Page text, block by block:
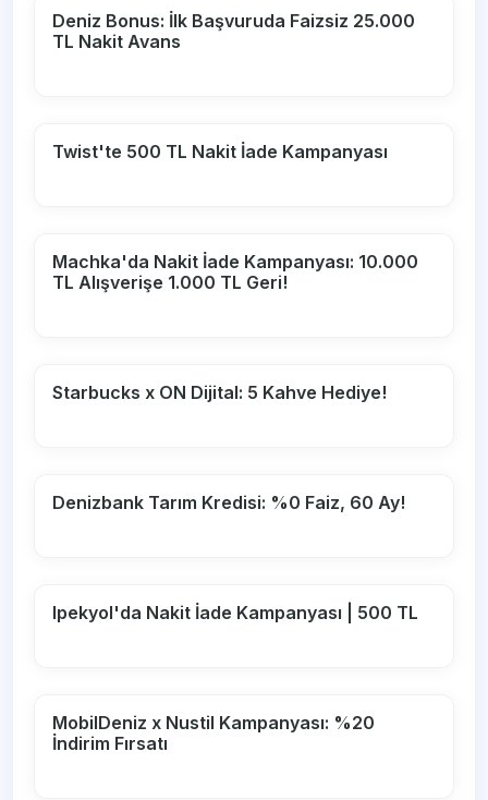
Deniz Bonus: İlk Başvuruda Faizsiz 25.000
TL Nakit Avans
Twist'te 500 TL Nakit İade Kampanyası
Machka'da Nakit İade Kampanyası: 10.000
TL Alışverişe 1.000 TL Geri!
Starbucks x ON Dijital: 5 Kahve Hediye!
Denizbank Tarım Kredisi: %0 Faiz, 60 Ay!
Ipekyol'da Nakit İade Kampanyası | 500 TL
MobilDeniz x Nustil Kampanyası: %20
İndirim Fırsatı